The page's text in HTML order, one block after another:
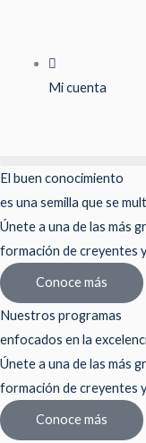
contenido
Mi cuenta
El buen conocimiento
es una semilla que se
Únete a una de las más
formación de creyentes
Conoce más
Nuestros programas
enfocados en la
Únete a una de las más
formación de creyentes
Conoce más